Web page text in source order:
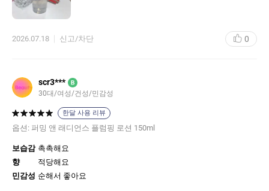
2026.07.18 신고/차단 0
scr3*** B
30대/여성/건성/민감성
한달 사용 리뷰
옵션: 퍼밍 앤 래디언스 플럼핑 로션 150ml
보습감 촉촉해요
향
적당해요
민감성 순해서 좋아요